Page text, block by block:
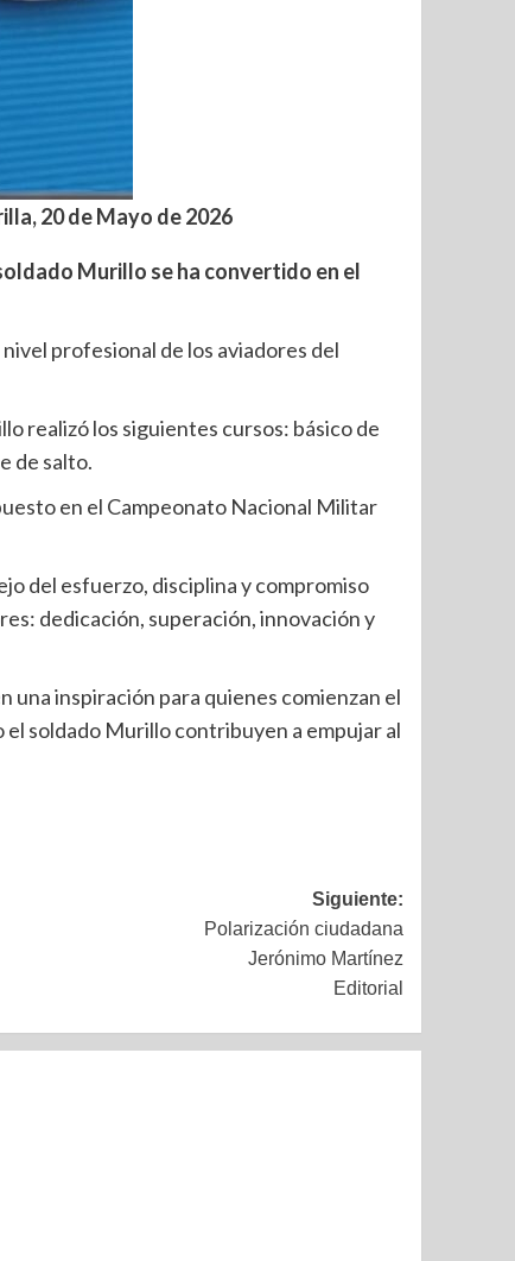
20 de Mayo de 2026
Murillo se ha convertido en el
profesional de los aviadores del
realizó los siguientes cursos: básico de
de salto.
en el Campeonato Nacional Militar
del esfuerzo, disciplina y compromiso
dedicación, superación, innovación y
una inspiración para quienes comienzan el
soldado Murillo contribuyen a empujar al
Siguiente:
Polarización ciudadana
Jerónimo Martínez
Editorial